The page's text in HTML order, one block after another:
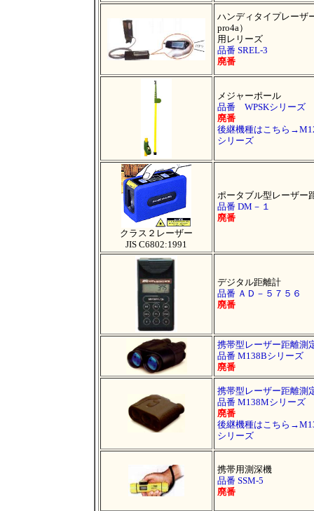
ハンディタイプレーザ
pro4a）
用レリーズ
品番 SREL-3
廃番
メジャーポール
品番 WPSKシリーズ
廃番
後継機種はこちら
シリーズ
クラス２レーザー
JIS C6802:1991
ポータブル型レーザー
品番 DM－１
廃番
デジタル距離計
品番 ＡＤ－５７５６
廃番
携帯型レーザー距離測
品番 M138Bシリーズ
廃番
携帯型レーザー距離測
品番 M138Mシリーズ
廃番
後継機種はこちら
シリーズ
携帯用測深機
品番 SSM-5
廃番